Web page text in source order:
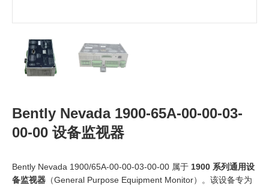
Bently Nevada 1900-65A-00-00-03-
00-00 设备监视器
Bently Nevada 1900/65A-00-00-03-00-00 属于 1900 系列通用设
备监视器 （General Purpose Equipment Monitor）。该设备专为